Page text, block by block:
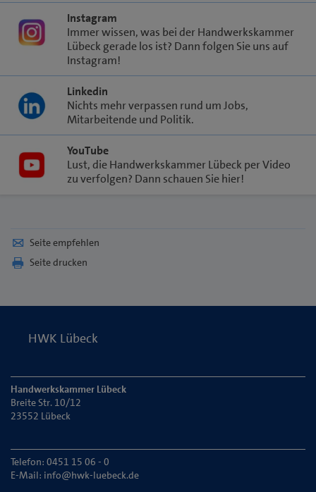
Instagram
Immer wissen, was bei der Handwerkskammer
Lübeck gerade los ist? Dann folgen Sie uns auf
Instagram!
Linkedin
Nichts mehr verpassen rund um Jobs,
Mitarbeitende und Politik.
YouTube
Lust, die Handwerkskammer Lübeck per Video
zu verfolgen? Dann schauen Sie hier!
Seite empfehlen
Seite drucken
HWK Lübeck
Handwerkskammer Lübeck
Breite Str. 10/12
23552 Lübeck
Telefon: 0451 15 06 - 0
E-Mail: info@hwk-luebeck.de